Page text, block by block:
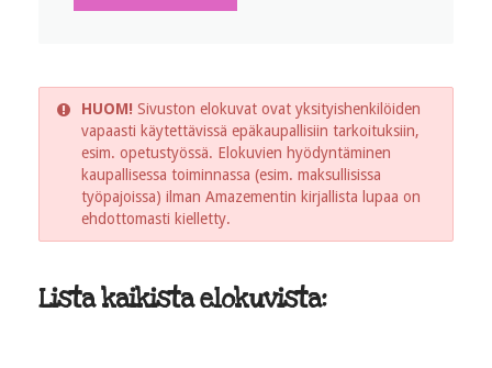
HUOM! Sivuston elokuvat ovat yksityishenkilöiden
vapaasti käytettävissä epäkaupallisiin tarkoituksiin,
esim. opetustyössä. Elokuvien hyödyntäminen
kaupallisessa toiminnassa (esim. maksullisissa
työpajoissa) ilman Amazementin kirjallista lupaa on
ehdottomasti kielletty.
Lista kaikista elokuvista: